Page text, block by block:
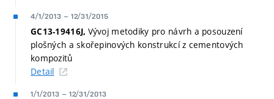
4/1/2013 – 12/31/2015
GC13-19416J, Vývoj metodiky pro návrh a posouzení
plošných a skořepinových konstrukcí z cementových
kompozitů
Detail
1/1/2013 – 12/31/2013